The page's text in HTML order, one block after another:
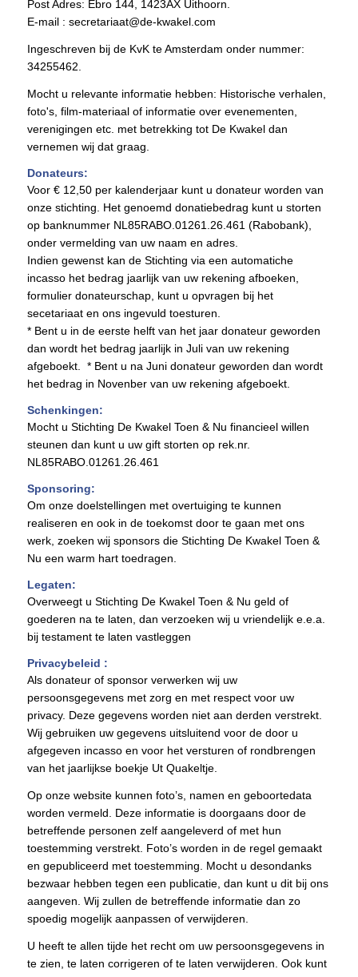
Post Adres: Ebro 144, 1423AX Uithoorn.
E-mail : secretariaat@de-kwakel.com
Ingeschreven bij de KvK te Amsterdam onder nummer:
34255462.
Mocht u relevante informatie hebben: Historische verhalen,
foto's, film-materiaal of informatie over evenementen,
verenigingen etc. met betrekking tot De Kwakel dan
vernemen wij dat graag.
Donateurs:
Voor € 12,50 per kalenderjaar kunt u donateur worden van
onze stichting. Het genoemd donatiebedrag kunt u storten
op banknummer NL85RABO.01261.26.461 (Rabobank),
onder vermelding van uw naam en adres.
Indien gewenst kan de Stichting via een automatiche
incasso het bedrag jaarlijk van uw rekening afboeken,
formulier donateurschap, kunt u opvragen bij het
secetariaat en ons ingevuld toesturen.
* Bent u in de eerste helft van het jaar donateur geworden
dan wordt het bedrag jaarlijk in Juli van uw rekening
afgeboekt. * Bent u na Juni donateur geworden dan wordt
het bedrag in Novenber van uw rekening afgeboekt.
Schenkingen:
Mocht u Stichting De Kwakel Toen & Nu financieel willen
steunen dan kunt u uw gift storten op rek.nr.
NL85RABO.01261.26.461
Sponsoring:
Om onze doelstellingen met overtuiging te kunnen
realiseren en ook in de toekomst door te gaan met ons
werk, zoeken wij sponsors die Stichting De Kwakel Toen &
Nu een warm hart toedragen.
Legaten:
Overweegt u Stichting De Kwakel Toen & Nu geld of
goederen na te laten, dan verzoeken wij u vriendelijk e.e.a.
bij testament te laten vastleggen
Privacybeleid :
Als donateur of sponsor verwerken wij uw
persoonsgegevens met zorg en met respect voor uw
privacy. Deze gegevens worden niet aan derden verstrekt.
Wij gebruiken uw gegevens uitsluitend voor de door u
afgegeven incasso en voor het versturen of rondbrengen
van het jaarlijkse boekje Ut Quakeltje.
Op onze website kunnen foto’s, namen en geboortedata
worden vermeld. Deze informatie is doorgaans door de
betreffende personen zelf aangeleverd of met hun
toestemming verstrekt. Foto’s worden in de regel gemaakt
en gepubliceerd met toestemming. Mocht u desondanks
bezwaar hebben tegen een publicatie, dan kunt u dit bij ons
aangeven. Wij zullen de betreffende informatie dan zo
spoedig mogelijk aanpassen of verwijderen.
U heeft te allen tijde het recht om uw persoonsgegevens in
te zien, te laten corrigeren of te laten verwijderen. Ook kunt